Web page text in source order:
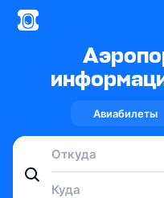
Авиабилеты